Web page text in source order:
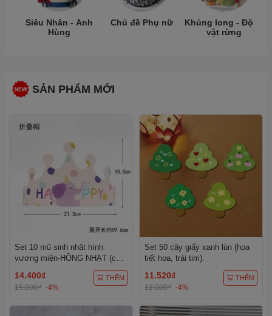
Siêu Nhân - Anh
Hùng
Chủ đề Phụ nữ
Khủng long - Động
vật rừng
SẢN PHẨM MỚI
Set 10 mũ sinh nhật hình
vương miện-HỒNG NHẠT (con
14.400₫
15.000₫ -4%
THÊM
Set 50 cây giấy xanh lùn (họa
tiết hoa, trái tim).
11.520₫
12.000₫ -4%
THÊM